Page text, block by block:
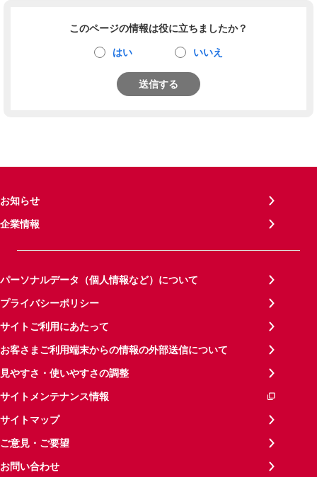
このページの情報は役に立ちましたか？
はい いいえ
送信する
お知らせ
企業情報
パーソナルデータ（個人情報など）について
プライバシーポリシー
サイトご利用にあたって
お客さまご利用端末からの情報の外部送信について
見やすさ・使いやすさの調整
サイトメンテナンス情報
サイトマップ
ご意見・ご要望
お問い合わせ